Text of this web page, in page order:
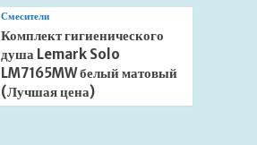
Смесители
Комплект гигиенического
душа Lemark Solo
LM7165MW белый матовый
(Лучшая цена)